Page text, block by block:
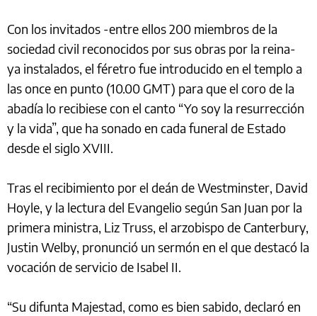
Con los invitados -entre ellos 200 miembros de la
sociedad civil reconocidos por sus obras por la reina-
ya instalados, el féretro fue introducido en el templo a
las once en punto (10.00 GMT) para que el coro de la
abadía lo recibiese con el canto “Yo soy la resurrección
y la vida”, que ha sonado en cada funeral de Estado
desde el siglo XVIII.
Tras el recibimiento por el deán de Westminster, David
Hoyle, y la lectura del Evangelio según San Juan por la
primera ministra, Liz Truss, el arzobispo de Canterbury,
Justin Welby, pronunció un sermón en el que destacó la
vocación de servicio de Isabel II.
“Su difunta Majestad, como es bien sabido, declaró en